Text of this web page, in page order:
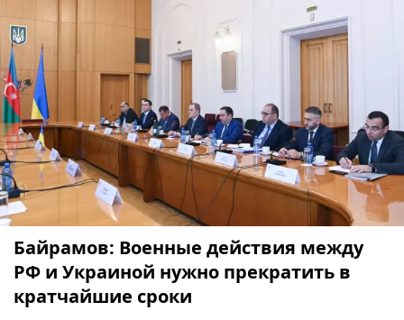
Байрамов: Военные действия между
РФ и Украиной нужно прекратить в
кратчайшие сроки